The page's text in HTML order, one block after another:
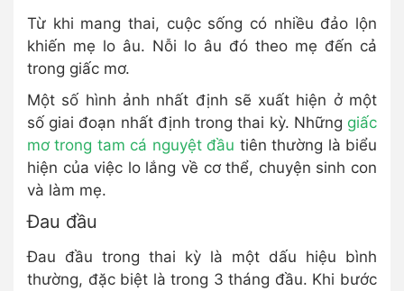
Từ khi mang thai, cuộc sống có nhiều đảo lộn
khiến mẹ lo âu. Nỗi lo âu đó theo mẹ đến cả
trong giấc mơ.
Một số hình ảnh nhất định sẽ xuất hiện ở một
số giai đoạn nhất định trong thai kỳ. Những giấc
mơ trong tam cá nguyệt đầu tiên thường là biểu
hiện của việc lo lắng về cơ thể, chuyện sinh con
và làm mẹ.
Đau đầu
Đau đầu trong thai kỳ là một dấu hiệu bình
thường, đặc biệt là trong 3 tháng đầu. Khi bước